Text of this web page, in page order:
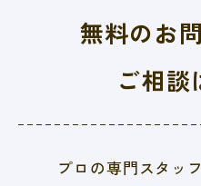
無料のお
ご相談
プロの専門スタッ